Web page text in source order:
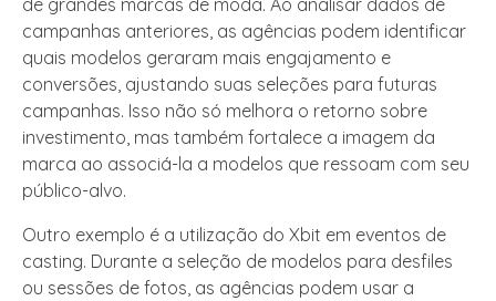
campanhas anteriores, as agências podem identificar
quais modelos geraram mais engajamento e
conversões, ajustando suas seleções para futuras
campanhas. Isso não só melhora o retorno sobre
investimento, mas também fortalece a imagem da
marca ao associá-la a modelos que ressoam com seu
público-alvo.
Outro exemplo é a utilização do Xbit em eventos de
casting. Durante a seleção de modelos para desfiles
ou sessões de fotos, as agências podem usar a